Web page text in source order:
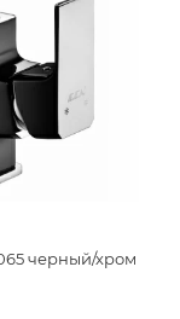
черный/хром